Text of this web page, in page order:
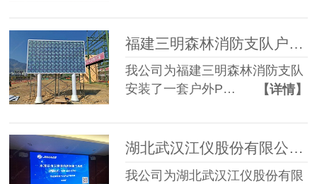
福建三明森林消防支队户外P4 LED显示屏
我公司为福建三明森林消防支队
安装了一套户外P…
【详情】
湖北武汉江仪股份有限公司全彩P1.53 LED显示屏
我公司为湖北武汉江仪股份有限